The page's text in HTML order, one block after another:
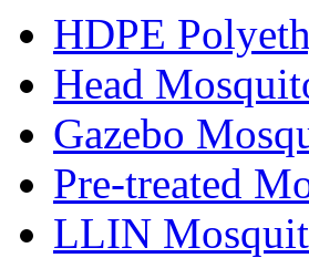
HDPE
Head
Gazebo
Pre-treated
LLIN